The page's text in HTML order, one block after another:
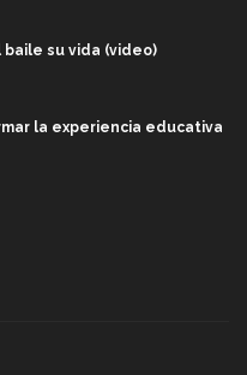
su vida (video)
la experiencia educativa